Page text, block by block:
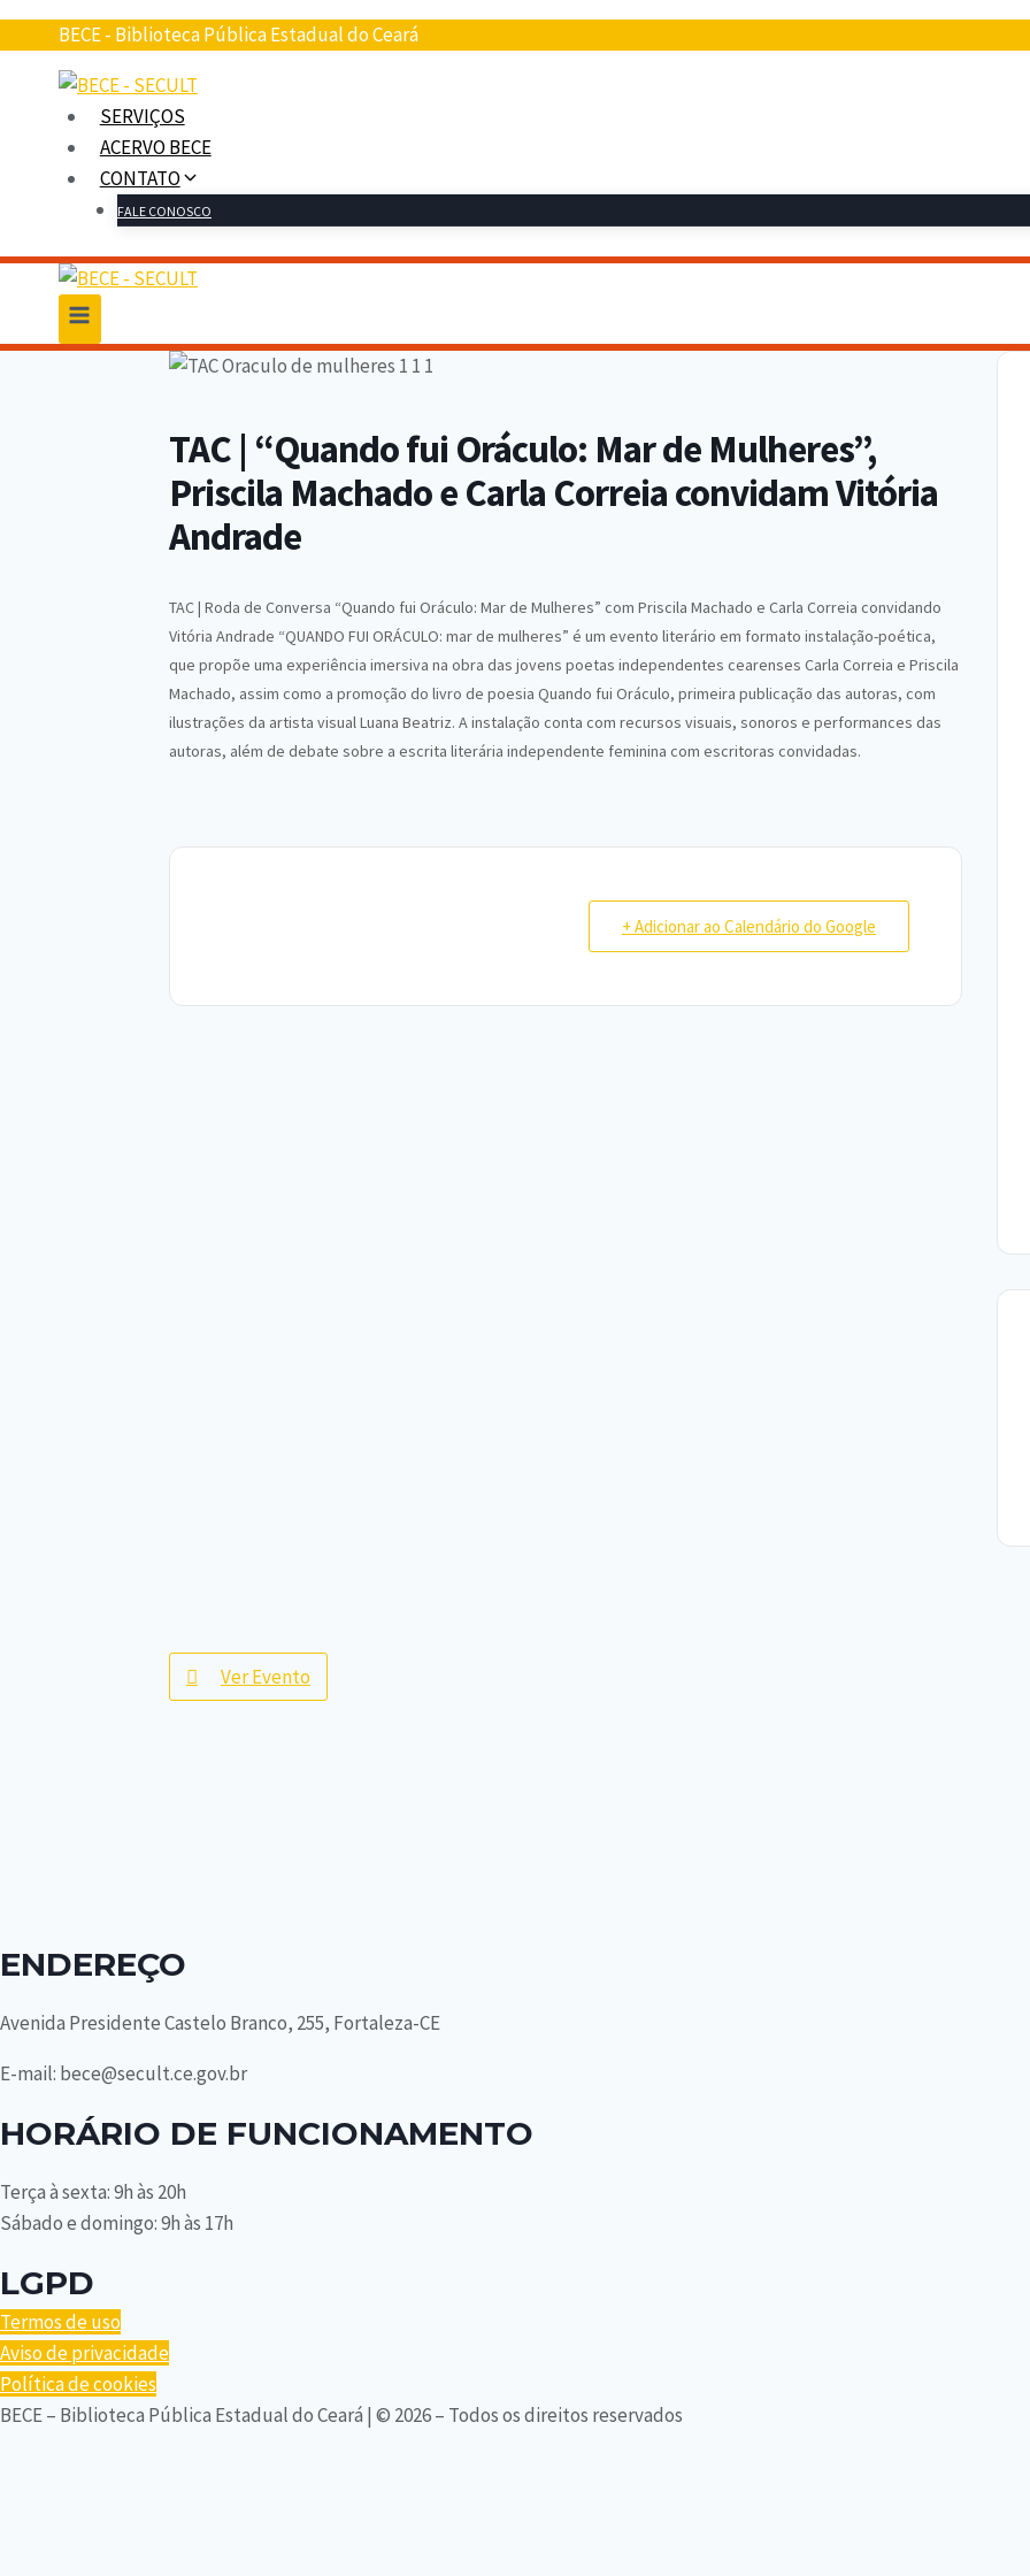
Pular
para
BECE - Biblioteca Pública Estadual do Ceará
SERVIÇOS
ACERVO BECE
CONTATO
FALE CONOSCO
TAC | “Quando fui Oráculo: Mar de Mulheres”,
Priscila Machado e Carla Correia convidam Vitória
Andrade
TAC | Roda de Conversa “Quando fui Oráculo: Mar de Mulheres” com Priscila Machado e Carla Correia convidando
Vitória Andrade “QUANDO FUI ORÁCULO: mar de mulheres” é um evento literário em formato instalação-poética,
que propõe uma experiência imersiva na obra das jovens poetas independentes cearenses Carla Correia e Priscila
Machado, assim como a promoção do livro de poesia Quando fui Oráculo, primeira publicação das autoras, com
ilustrações da artista visual Luana Beatriz. A instalação conta com recursos visuais, sonoros e performances das
autoras, além de debate sobre a escrita literária independente feminina com escritoras convidadas.
+ Adicionar ao Calendário do Google
Ver Evento
ENDEREÇO
Avenida Presidente Castelo Branco, 255, Fortaleza-CE
E-mail: bece@secult.ce.gov.br
HORÁRIO DE FUNCIONAMENTO
Terça à sexta: 9h às 20h
Sábado e domingo: 9h às 17h
LGPD
Termos de uso
Aviso de privacidade
Política de cookies
BECE – Biblioteca Pública Estadual do Ceará | © 2026 – Todos os direitos reservados